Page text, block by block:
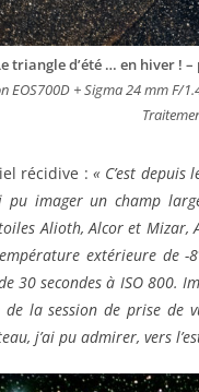
triangle d’été … en hiver !
EOS700D + Sigma 24 mm F/
récidive : « C’est
pu imager un champ
Alioth, Alcor et
extérieure de
30 secondes à ISO 800.
la session de prise de
j’ai pu admirer, vers